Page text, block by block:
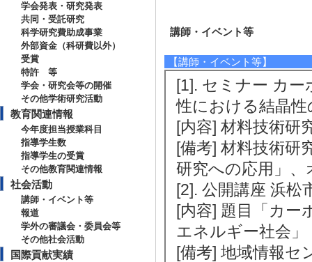
学会発表・研究発表
共同・受託研究
科学研究費助成事業
外部資金（科研費以外）
受賞
特許 等
学会・研究会等の開催
その他学術研究活動
教育関連情報
今年度担当授業科目
指導学生数
指導学生の受賞
その他教育関連情報
社会活動
講師・イベント等
報道
学外の審議会・委員会等
その他社会活動
国際貢献実績
講師・イベント等
【講師・イベント等】
[1]. セミナー カ
性における結晶
[内容] 材料技術研
[備考] 材料技術研
研究への応用」
[2]. 公開講座 浜
[内容] 題目「カー
エネルギー社会」
[備考] 地域情報セ